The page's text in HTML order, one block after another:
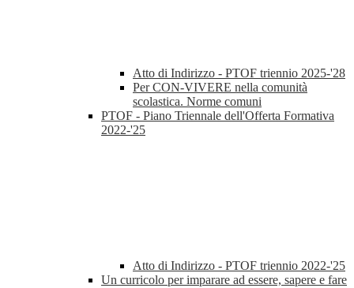
Atto di Indirizzo - PTOF triennio 2025-'28
Per CON-VIVERE nella comunità
scolastica. Norme comuni
PTOF - Piano Triennale dell'Offerta Formativa
2022-'25
Atto di Indirizzo - PTOF triennio 2022-'25
Un curricolo per imparare ad essere, sapere e fare